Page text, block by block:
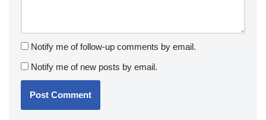
Notify me of follow-up comments by email.
Notify me of new posts by email.